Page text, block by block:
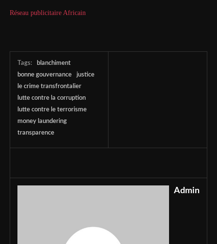
Réseau publicitaire Africain
Tags:
blanchiment
bonne gouvernance
justice
le crime transfrontalier
lutte contre la corruption
lutte contre le terrorisme
money laundering
transparence
Admin